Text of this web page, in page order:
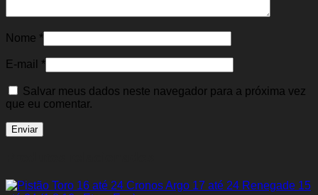
Nome *
E-mail *
Salvar meus dados neste navegador para a próxima vez
que eu comentar.